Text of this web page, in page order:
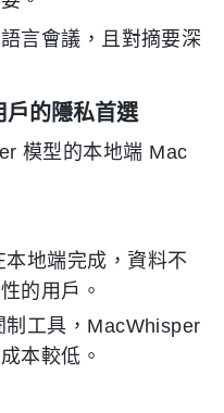
言會議，且對摘要深
的隱私首選
模型的本地端 Mac
本地端完成，資料不
的用戶。
制工具，MacWhisper
本較低。